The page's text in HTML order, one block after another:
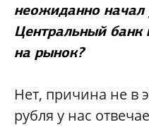
неожиданно начал
Центральный
на рынок?
Нет, причина не в
рубля у нас